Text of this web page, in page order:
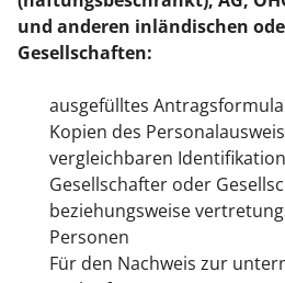
und anderen inländischen
Gesellschaften:
ausgefülltes
Kopien des
vergleichbaren
Gesellschafter oder
beziehungsweise
Personen
Für den Nachweis zur